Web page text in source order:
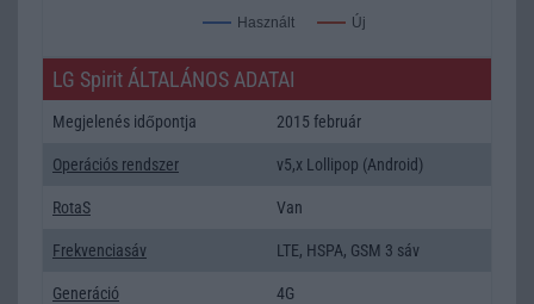
Használt Új
LG Spirit ÁLTALÁNOS ADATAI
Megjelenés időpontja 2015 február
Operációs rendszer v5,x Lollipop (Android)
RotaS Van
Frekvenciasáv LTE, HSPA, GSM 3 sáv
Generáció 4G